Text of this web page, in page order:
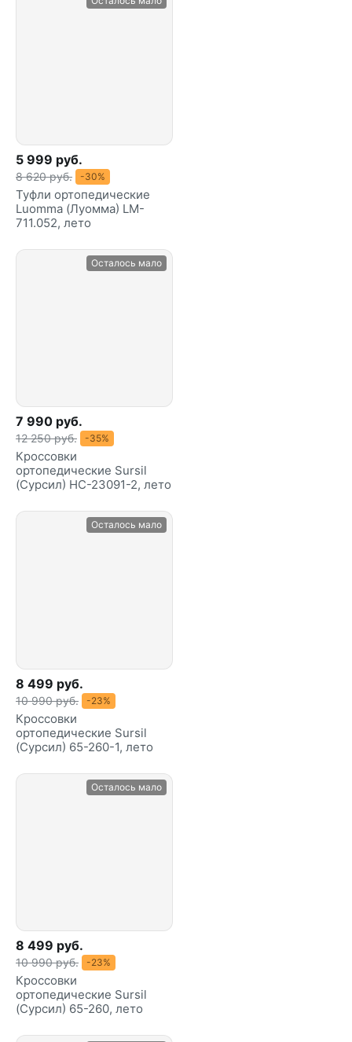
5 999 руб.
8 620 руб. -30%
Туфли ортопедические
Luomma (Луомма) LM-
711.052, лето
Осталось мало
7 990 руб.
12 250 руб. -35%
Кроссовки
ортопедические Sursil
(Сурсил) HC-23091-2, лето
Осталось мало
8 499 руб.
10 990 руб. -23%
Кроссовки
ортопедические Sursil
(Сурсил) 65-260-1, лето
Осталось мало
8 499 руб.
10 990 руб. -23%
Кроссовки
ортопедические Sursil
(Сурсил) 65-260, лето